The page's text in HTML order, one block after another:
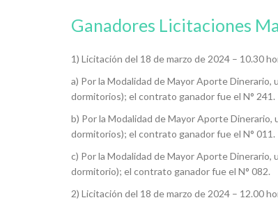
Ganadores Licitaciones
1) Licitación del 18 de marzo de 2024 – 10.30
a) Por la Modalidad de Mayor Aporte
dormitorios); el contrato ganador fue el N° 241.
b) Por la Modalidad de Mayor Aporte
dormitorios); el contrato ganador fue el N° 011.
c) Por la Modalidad de Mayor Aporte Dinerario,
dormitorio); el contrato ganador fue el N° 082.
2) Licitación del 18 de marzo de 2024 – 12.00